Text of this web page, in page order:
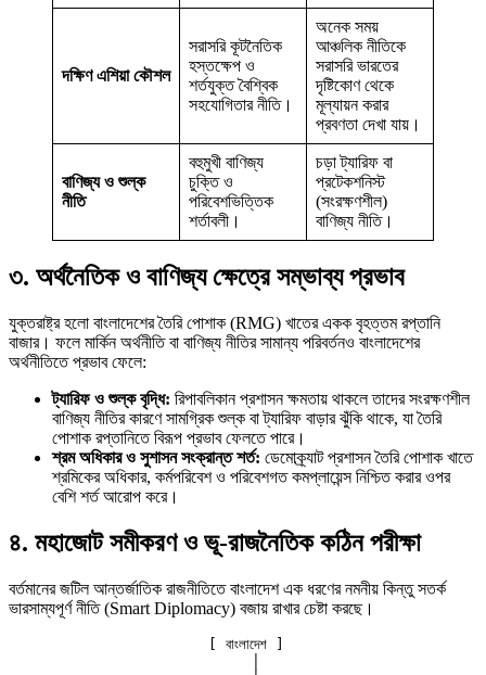
দক্ষিণ এশিয়া কৌশল
সরাসরি কূটনৈতিক
হস্তক্ষেপ ও
শর্তযুক্ত বৈশ্বিক
সহযোগিতার নীতি।
অনেক সময়
আঞ্চলিক নীতিকে
সরাসরি ভারতের
দৃষ্টিকোণ থেকে
মূল্যায়ন করার
প্রবণতা দেখা যায়।
বাণিজ্য ও শুল্ক
নীতি
বহুমুখী বাণিজ্য
চুক্তি ও
পরিবেশভিত্তিক
শর্তাবলী।
চড়া ট্যারিফ বা
প্রটেকশনিস্ট
(সংরক্ষণশীল)
বাণিজ্য নীতি।
৩. অর্থনৈতিক ও বাণিজ্য ক্ষেত্রে সম্ভাব্য প্রভাব
যুক্তরাষ্ট্র হলো বাংলাদেশের তৈরি পোশাক (RMG) খাতের একক বৃহত্তম রপ্তানি
বাজার। ফলে মার্কিন অর্থনীতি বা বাণিজ্য নীতির সামান্য পরিবর্তনও বাংলাদেশের
অর্থনীতিতে প্রভাব ফেলে:
ট্যারিফ ও শুল্ক বৃদ্ধি: রিপাবলিকান প্রশাসন ক্ষমতায় থাকলে তাদের সংরক্ষণশীল
বাণিজ্য নীতির কারণে সামগ্রিক শুল্ক বা ট্যারিফ বাড়ার ঝুঁকি থাকে, যা তৈরি
পোশাক রপ্তানিতে বিরূপ প্রভাব ফেলতে পারে।
শ্রম অধিকার ও সুশাসন সংক্রান্ত শর্ত: ডেমোক্র্যাট প্রশাসন তৈরি পোশাক খাতে
শ্রমিকের অধিকার, কর্মপরিবেশ ও পরিবেশগত কমপ্লায়েন্স নিশ্চিত করার ওপর
বেশি শর্ত আরোপ করে।
৪. মহাজোট সমীকরণ ও ভূ-রাজনৈতিক কঠিন পরীক্ষা
বর্তমানের জটিল আন্তর্জাতিক রাজনীতিতে বাংলাদেশ এক ধরণের নমনীয় কিন্তু সতর্ক
ভারসাম্যপূর্ণ নীতি (Smart Diplomacy) বজায় রাখার চেষ্টা করছে।